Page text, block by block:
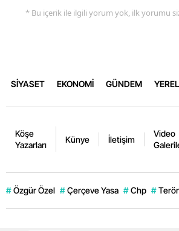
* Bu içerik ile ilgili yorum yok, ilk yorumu
SİYASET EKONOMİ GÜNDEM YEREL
Köşe
Yazarları
Künye İletişim
Video
# Özgür Özel # Çerçeve Yasa # Chp #